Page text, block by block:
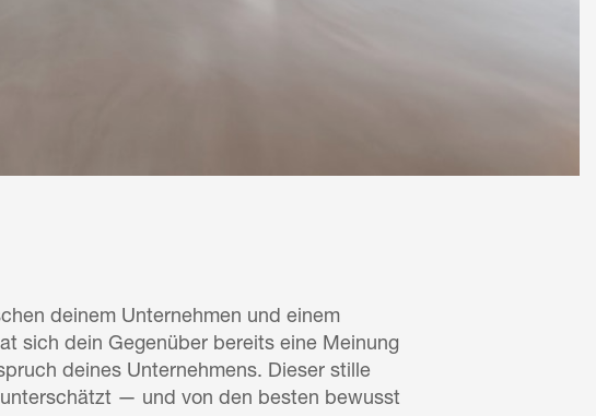
deinem Unternehmen und einem
sich dein Gegenüber bereits eine Meinung
deines Unternehmens. Dieser stille
— und von den besten bewusst